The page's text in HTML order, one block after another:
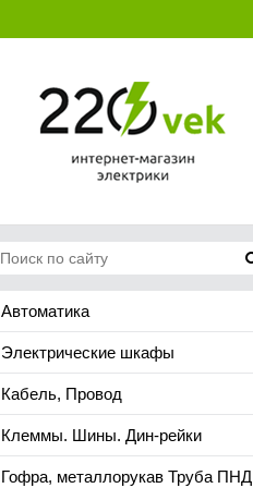
Автоматика
Электрические шкафы
Кабель, Провод
Клеммы. Шины. Дин-рейки
Гофра, металлорукав Труба ПНД